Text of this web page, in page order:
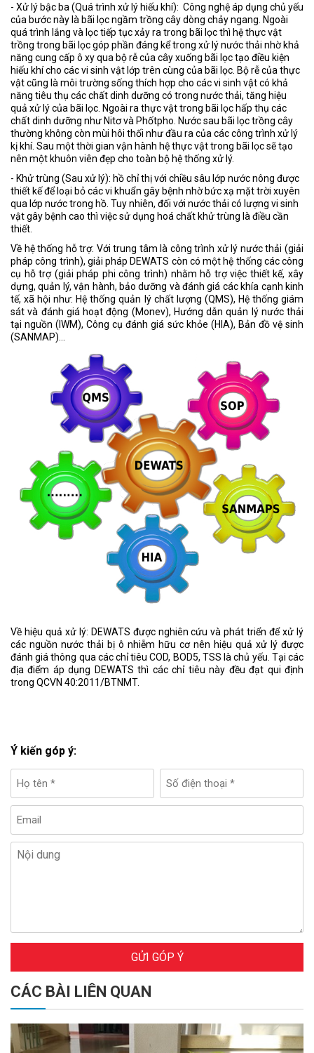
- Xử lý bậc ba (Quá trình xử lý hiếu khí): Công nghệ áp dụng chủ yếu
của bước này là bãi lọc ngầm trồng cây dòng chảy ngang. Ngoài
quá trình lắng và lọc tiếp tục xảy ra trong bãi lọc thì hệ thực vật
trồng trong bãi lọc góp phần đáng kể trong xử lý nước thải nhờ khả
năng cung cấp ô xy qua bộ rễ của cây xuống bãi lọc tạo điều kiện
hiếu khí cho các vi sinh vật lớp trên cùng của bãi lọc. Bộ rễ của thực
vật cũng là môi trường sống thích hợp cho các vi sinh vật có khả
năng tiêu thụ các chất dinh dưỡng có trong nước thải, tăng hiệu
quả xử lý của bãi lọc. Ngoài ra thực vật trong bãi lọc hấp thụ các
chất dinh dưỡng như Nitơ và Phốtpho. Nước sau bãi lọc trồng cây
thường không còn mùi hôi thối như đầu ra của các công trình xử lý
kị khí. Sau một thời gian vận hành hệ thực vật trong bãi lọc sẽ tạo
nên một khuôn viên đẹp cho toàn bộ hệ thống xử lý.
- Khử trùng (Sau xử lý): hồ chỉ thị với chiều sâu lớp nước nông được
thiết kế để loại bỏ các vi khuẩn gây bệnh nhờ bức xạ mặt trời xuyên
qua lớp nước trong hồ. Tuy nhiên, đối với nước thải có lượng vi sinh
vật gây bệnh cao thì việc sử dụng hoá chất khử trùng là điều cần
thiết.
Về hệ thống hỗ trợ: Với trung tâm là công trình xử lý nước thải (giải
pháp công trình), giải pháp DEWATS còn có một hệ thống các công
cụ hỗ trợ (giải pháp phi công trình) nhằm hỗ trợ việc thiết kế, xây
dựng, quản lý, vận hành, bảo dưỡng và đánh giá các khía cạnh kinh
tế, xã hội như: Hệ thống quản lý chất lượng (QMS), Hệ thống giám
sát và đánh giá hoạt động (Monev), Hướng dẫn quản lý nước thải
tại nguồn (IWM), Công cụ đánh giá sức khỏe (HIA), Bản đồ vệ sinh
(SANMAP)…
Về hiệu quả xử lý: DEWATS được nghiên cứu và phát triển để xử lý
các nguồn nước thải bị ô nhiễm hữu cơ nên hiệu quả xử lý được
đánh giá thông qua các chỉ tiêu COD, BOD5, TSS là chủ yếu. Tại các
địa điểm áp dụng DEWATS thì các chỉ tiêu này đều đạt qui định
trong QCVN 40:2011/BTNMT.
Ý kiến góp ý:
GỬI GÓP Ý
CÁC BÀI LIÊN QUAN